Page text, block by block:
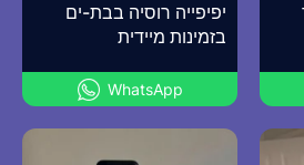
יפיפייה רוסיה בבת-ים
בזמינות מיידית
WhatsApp